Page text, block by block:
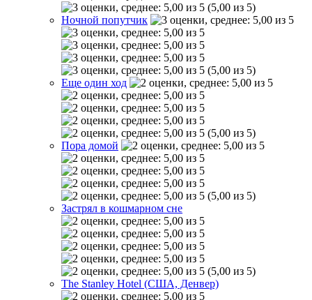
(5,00 из 5)
Ночной попутчик
(5,00 из 5)
Еще один ход
(5,00 из 5)
Пора домой
(5,00 из 5)
Застрял в кошмарном сне
(5,00 из 5)
The Stanley Hotel (США, Денвер)